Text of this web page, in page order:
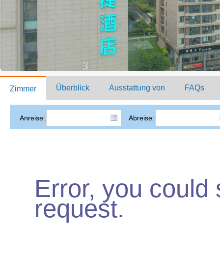
Zimmer Überblick Ausstattung von FAQs
Anreise: Abreise:
Error, you could
request.